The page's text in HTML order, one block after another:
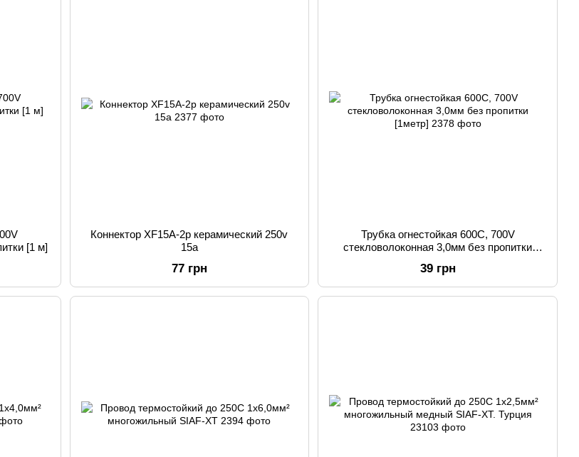
[1 м]
Коннектор XF15A-2p керамический 250v
15a
77 грн
Трубка огнестойкая 600С, 700V
стекловолоконная 3,0мм без пропитки
39 грн